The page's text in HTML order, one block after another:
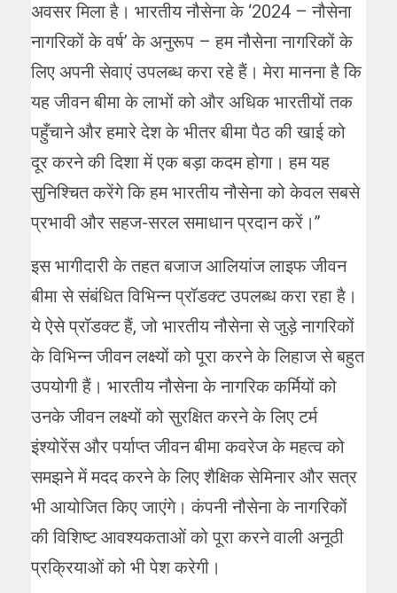
अवसर मिला है। भारतीय नौसेना के ‘2024 – नौसेना
नागरिकों के वर्ष’ के अनुरूप – हम नौसेना नागरिकों के
लिए अपनी सेवाएं उपलब्ध करा रहे हैं। मेरा मानना है कि
यह जीवन बीमा के लाभों को और अधिक भारतीयों तक
पहुँचाने और हमारे देश के भीतर बीमा पैठ की खाई को
दूर करने की दिशा में एक बड़ा कदम होगा। हम यह
सुनिश्चित करेंगे कि हम भारतीय नौसेना को केवल सबसे
प्रभावी और सहज-सरल समाधान प्रदान करें।’’
इस भागीदारी के तहत बजाज आलियांज लाइफ जीवन
बीमा से संबंधित विभिन्न प्रॉडक्ट उपलब्ध करा रहा है।
ये ऐसे प्रॉडक्ट हैं, जो भारतीय नौसेना से जुड़े नागरिकों
के विभिन्न जीवन लक्ष्यों को पूरा करने के लिहाज से बहुत
उपयोगी हैं। भारतीय नौसेना के नागरिक कर्मियों को
उनके जीवन लक्ष्यों को सुरक्षित करने के लिए टर्म
इंश्योरेंस और पर्याप्त जीवन बीमा कवरेज के महत्व को
समझने में मदद करने के लिए शैक्षिक सेमिनार और सत्र
भी आयोजित किए जाएंगे। कंपनी नौसेना के नागरिकों
की विशिष्ट आवश्यकताओं को पूरा करने वाली अनूठी
प्रक्रियाओं को भी पेश करेगी।